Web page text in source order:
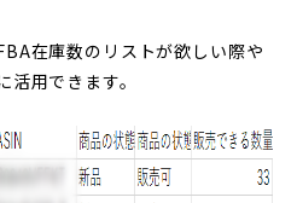
在庫数のリストが欲しい際や
用できます。